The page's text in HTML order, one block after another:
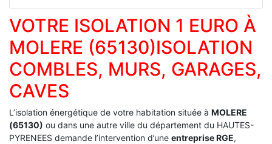
VOTRE ISOLATION 1 EURO À
MOLERE (65130)ISOLATION
COMBLES, MURS, GARAGES,
CAVES
L’isolation énergétique de votre habitation située à MOLERE
(65130) ou dans une autre ville du département du HAUTES-
PYRENEES demande l’intervention d’une entreprise RGE,